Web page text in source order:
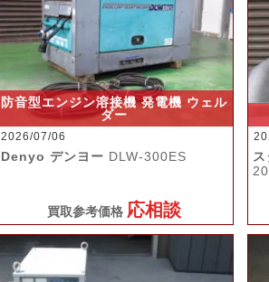
防音型エンジン溶接機 発電機 ウェル
ダー
2026/07/06
Denyo デンヨー DLW-300ES
買取参考価格 応相談